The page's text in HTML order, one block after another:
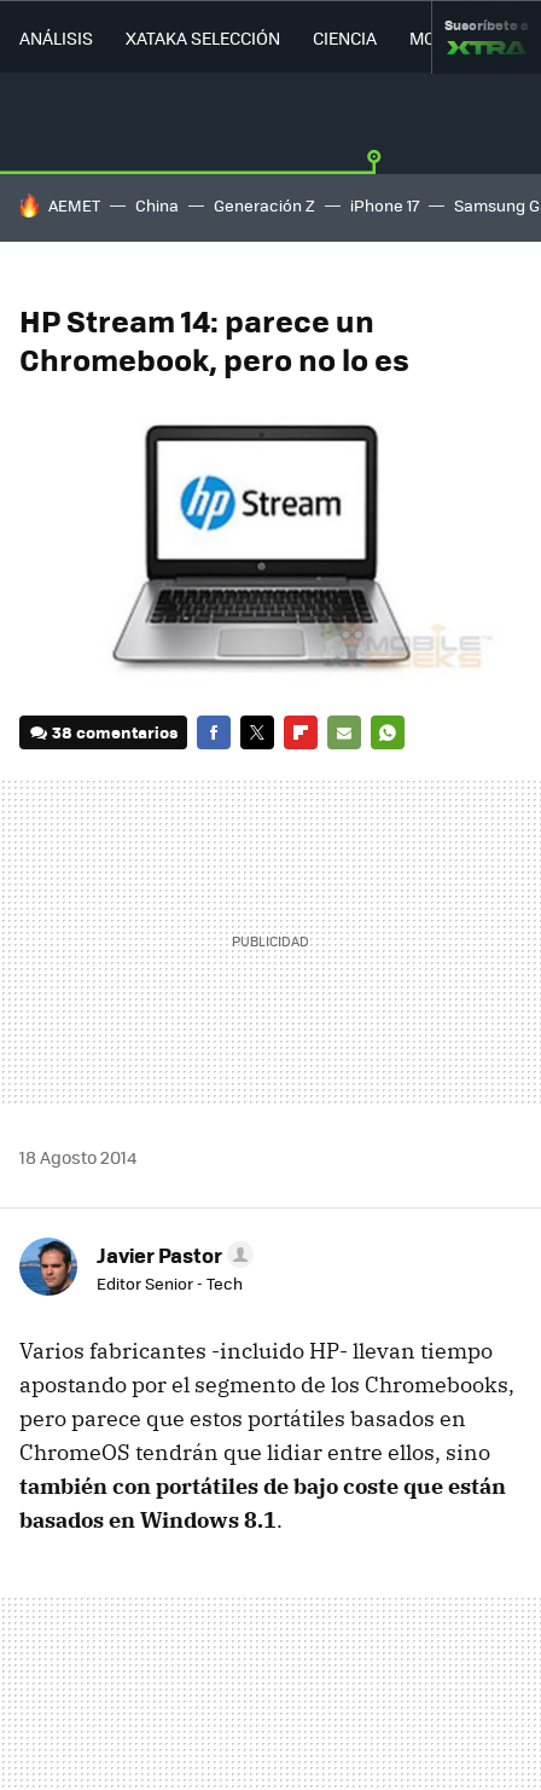
ANÁLISIS XATAKA SELECCIÓN CIENCIA MOVILIDAD
Suscríbete a
HOY SE HABLA DE
AEMET China Generación Z iPhone 17 Samsung
HP Stream 14: parece un
Chromebook, pero no lo es
38 comentarios
MAIL
18 Agosto 2014
Javier Pastor
Editor Senior - Tech
Varios fabricantes -incluido HP- llevan tiempo
apostando por el segmento de los Chromebooks,
pero parece que estos portátiles basados en
ChromeOS tendrán que lidiar entre ellos, sino
también con portátiles de bajo coste que están
basados en Windows 8.1.